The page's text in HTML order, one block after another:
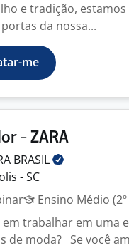
e tradição,
da nossa...
me
- ZARA
BRASIL
- SC
Ensino Médio
em trabalhar em uma
de moda? Se você